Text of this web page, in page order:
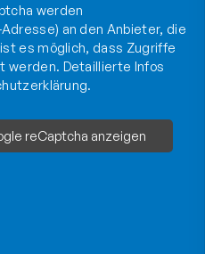
werden
an den Anbieter, die
es möglich, dass Zugriffe
werden. Detaillierte Infos
.
reCaptcha anzeigen